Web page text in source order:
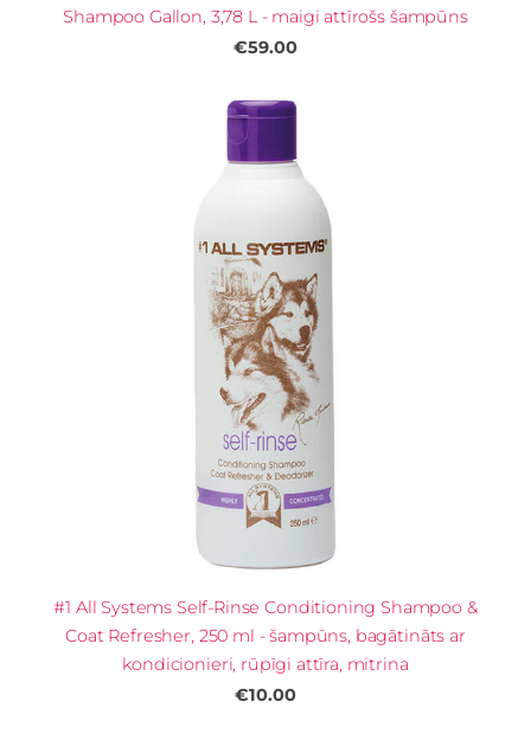
Shampoo Gallon, 3,78 L - maigi attīrošs šampūns
€59.00
#1 All Systems Self-Rinse Conditioning Shampoo &
Coat Refresher, 250 ml - šampūns, bagātināts ar
kondicionieri, rūpīgi attīra, mitrina
€10.00